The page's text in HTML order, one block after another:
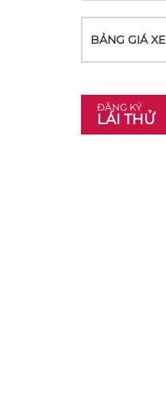
BẢNG GIÁ XE
ĐĂNG KÝ
LÁI THỬ